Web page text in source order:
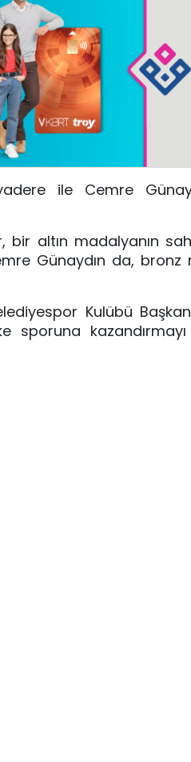
ile Cemre
altın madalyanın
Günaydın da,
Kulübü
sporuna